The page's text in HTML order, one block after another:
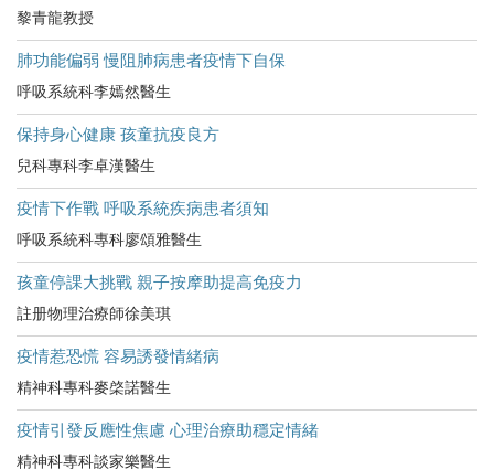
黎青龍教授
肺功能偏弱 慢阻肺病患者疫情下自保
呼吸系統科李嫣然醫生
保持身心健康 孩童抗疫良方
兒科專科李卓漢醫生
疫情下作戰 呼吸系統疾病患者須知
呼吸系統科專科廖頌雅醫生
孩童停課大挑戰 親子按摩助提高免疫力
註册物理治療師徐美琪
疫情惹恐慌 容易誘發情緒病
精神科專科麥棨諾醫生
疫情引發反應性焦慮 心理治療助穩定情緒
精神科專科談家樂醫生